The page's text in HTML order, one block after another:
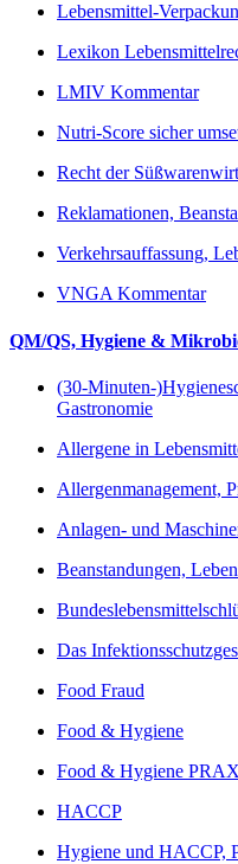
Lebensmittel-
Lexikon
LMIV Kommentar
Nutri-Score sicher
Recht der
Reklamationen,
Verkehrsauffassung,
VNGA Kommentar
QM/QS, Hygiene &
(30-Minuten-
Gastronomie
Allergene in
Allergenmanagement,
Anlagen- und
Beanstandungen,
Das
Food Fraud
Food & Hygiene
Food & Hygiene
HACCP
Hygiene und HACCP,